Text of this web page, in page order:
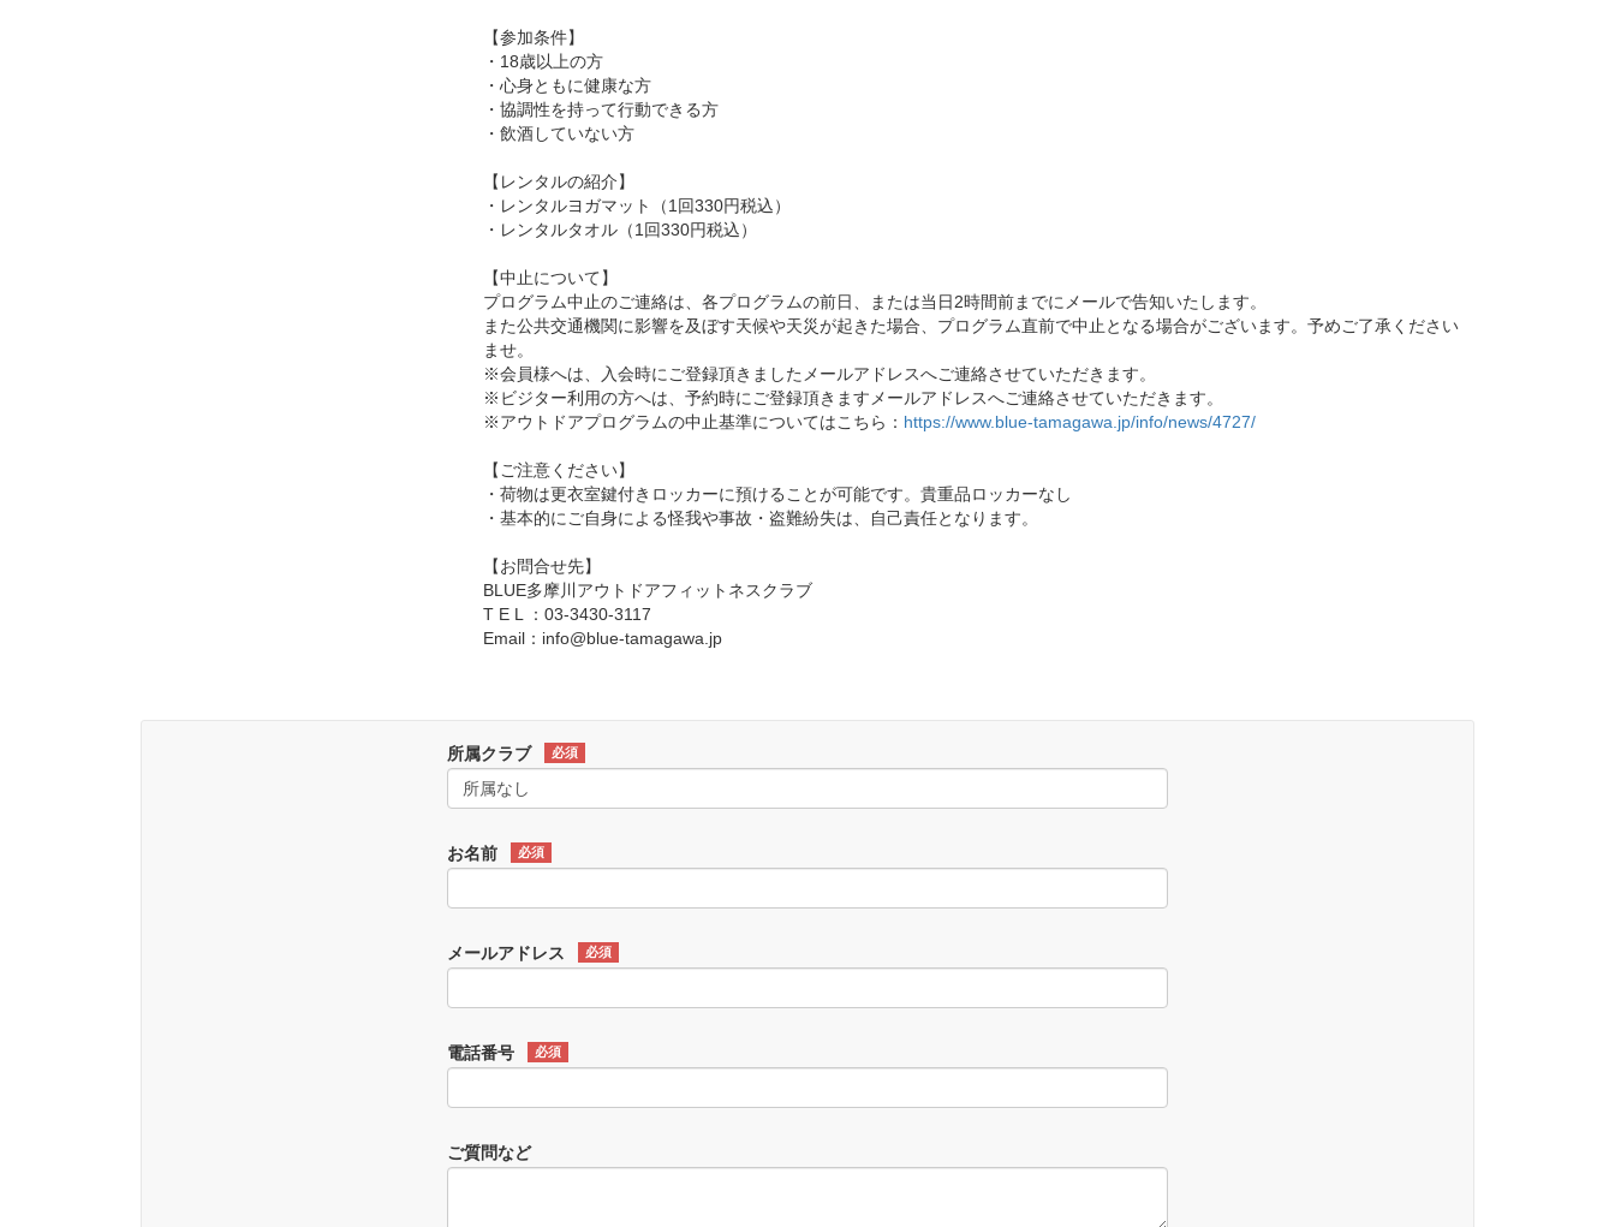
【参加条件】
・18歳以上の方
・心身ともに健康な方
・協調性を持って行動できる方
・飲酒していない方
【レンタルの紹介】
・レンタルヨガマット（1回330円税込）
・レンタルタオル（1回330円税込）
【中止について】
プログラム中止のご連絡は、各プログラムの前日、または当日2時間前までにメールで告知いたします。
また公共交通機関に影響を及ぼす天候や天災が起きた場合、プログラム直前で中止となる場合がございます。予めご了承ください
ませ。
※会員様へは、入会時にご登録頂きましたメールアドレスへご連絡させていただきます。
※ビジター利用の方へは、予約時にご登録頂きますメールアドレスへご連絡させていただきます。
※アウトドアプログラムの中止基準についてはこちら： https://www.blue-tamagawa.jp/info/news/4727/
【ご注意ください】
・荷物は更衣室鍵付きロッカーに預けることが可能です。貴重品ロッカーなし
・基本的にご自身による怪我や事故・盗難紛失は、自己責任となります。
【お問合せ先】
BLUE多摩川アウトドアフィットネスクラブ
T E L ：03-3430-3117
Email：info@blue-tamagawa.jp
所属クラブ 必須
お名前 必須
メールアドレス 必須
電話番号 必須
ご質問など